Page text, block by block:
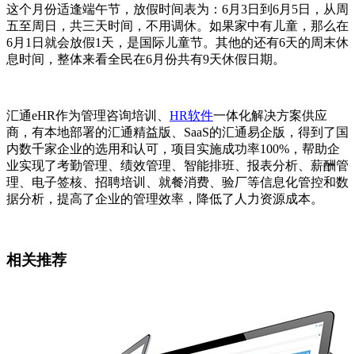
这个月份适逢端午节，放假时间表为：6月3日到6月5日，从周
五至周日，共三天时间，不用调休。如果家中有儿童，那么在
6月1日就会放假1天，是国际儿童节。其他的还有6天的周末休
息时间，整体来看全民在6月份共有9天休假日期。
汇通eHR作为管理咨询培训、 HR软件一体化解决方案供应
商，有本地部署的汇通精益版、SaaS的汇通易企版，得到了国
内数千家企业的选用和认可，项目实施成功率100%，帮助企
业实现了考勤管理、绩效管理、智能排班、报表分析、薪酬管
理、电子签核、招聘培训、就餐消费、验厂等信息化管控和数
据分析，提高了企业的管理效率，降低了人力资源成本。
相关推荐